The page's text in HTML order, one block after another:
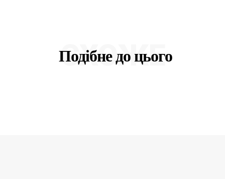
Подібне до цього
СХОЖЕ